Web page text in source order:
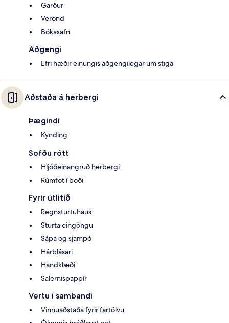
Garður
Verönd
Bókasafn
Aðgengi
Efri hæðir einungis aðgengilegar um stiga
Aðstaða á herbergi
Þægindi
Kynding
Sofðu rótt
Hljóðeinangruð herbergi
Rúmföt í boði
Fyrir útlitið
Regnsturtuhaus
Sturta eingöngu
Sápa og sjampó
Hárblásari
Handklæði
Salernispappír
Vertu í sambandi
Vinnuaðstaða fyrir fartölvu